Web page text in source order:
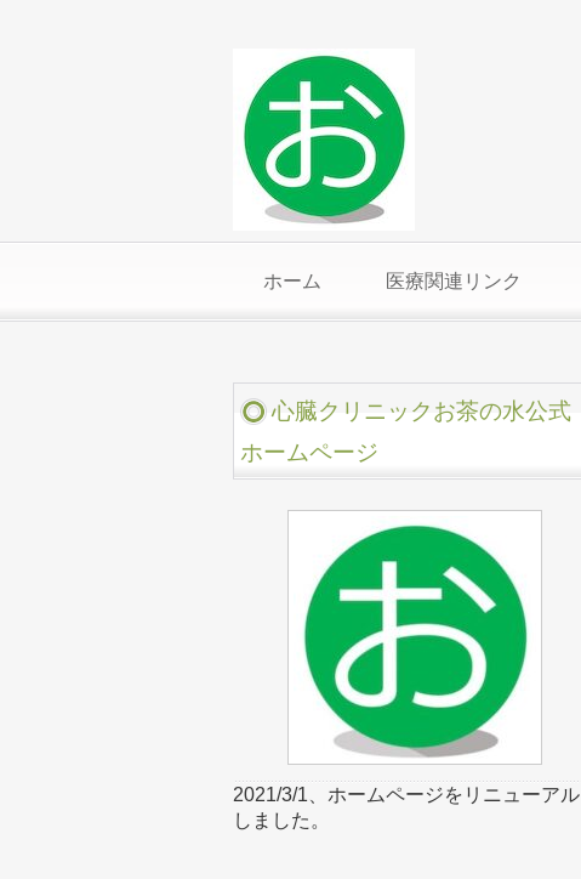
ホーム 医療関連リンク
心臓クリニックお茶の水公式
ホームページ
2021/3/1、ホームページをリニューアル
しました。